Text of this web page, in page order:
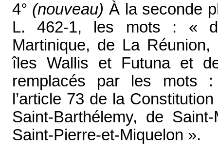
4° (nouveau) À la seconde
L. 462-1, les mots : «
Martinique, de La
îles Wallis et Futuna et
remplacés par les mots
l’article 73 de la
Saint-Barthélemy, de
Saint-Pierre-et-Miquelon ».